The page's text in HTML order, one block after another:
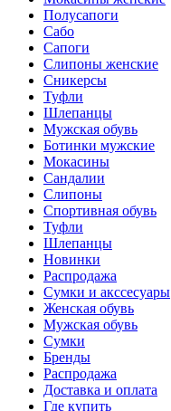
Полусапоги
Сабо
Сапоги
Слипоны женские
Сникерсы
Туфли
Шлепанцы
Мужская обувь
Ботинки мужские
Мокасины
Сандалии
Слипоны
Спортивная обувь
Туфли
Шлепанцы
Новинки
Распродажа
Сумки и акссесуары
Женская обувь
Мужская обувь
Сумки
Бренды
Распродажа
Доставка и оплата
Где купить